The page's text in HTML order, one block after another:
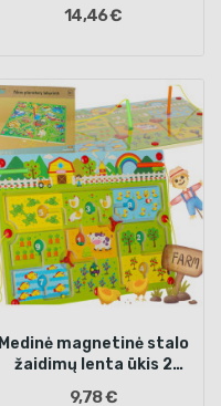
14,46 €
Medinė magnetinė stalo
žaidimų lenta ūkis 2
9,78 €